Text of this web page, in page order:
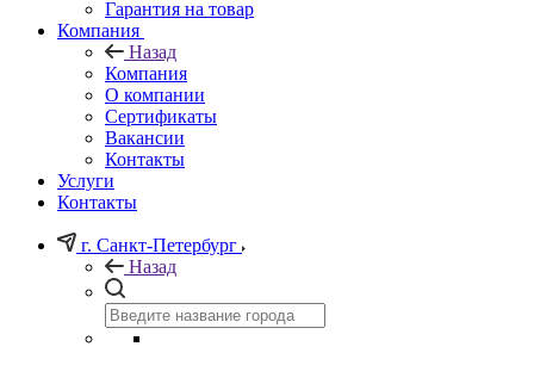
Гарантия на товар
Компания
Назад
Компания
О компании
Сертификаты
Вакансии
Контакты
Услуги
Контакты
г. Санкт-Петербург
Назад